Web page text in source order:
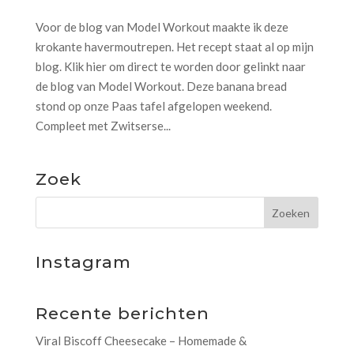
Voor de blog van Model Workout maakte ik deze
krokante havermoutrepen. Het recept staat al op mijn
blog. Klik hier om direct te worden door gelinkt naar
de blog van Model Workout. Deze banana bread
stond op onze Paas tafel afgelopen weekend.
Compleet met Zwitserse...
Zoek
Instagram
Recente berichten
Viral Biscoff Cheesecake – Homemade &